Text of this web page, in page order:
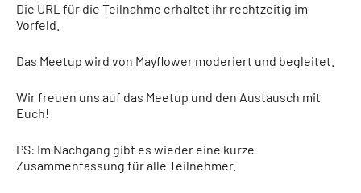
Die URL für die Teilnahme erhaltet ihr rechtzeitig im
Vorfeld.
Das Meetup wird von Mayflower moderiert und begleitet.
Wir freuen uns auf das Meetup und den Austausch mit
Euch!
PS: Im Nachgang gibt es wieder eine kurze
Zusammenfassung für alle Teilnehmer.